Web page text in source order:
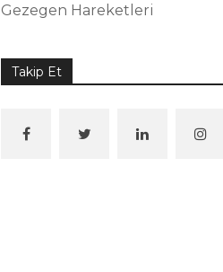
Gezegen Hareketleri
Takip Et